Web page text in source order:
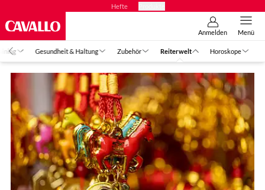
Hefte
Anmelden Menü
Gesundheit & Haltung Zubehör Reiterwelt Horoskope